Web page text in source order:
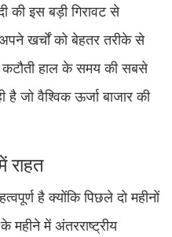
की इस बड़ी गिरावट से
अपने खर्चों को बेहतर तरीके से
हाल के समय की सबसे
है जो वैश्विक ऊर्जा बाजार की
राहत
है क्योंकि पिछले दो महीनों
महीने में अंतरराष्ट्रीय